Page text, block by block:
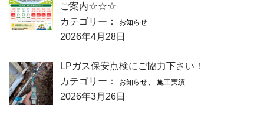
ご案内☆☆☆
カテゴリー：
お知らせ
2026年4月28日
LPガス保安点検にご協力下さい！
カテゴリー：
お知らせ 施工実績
2026年3月26日